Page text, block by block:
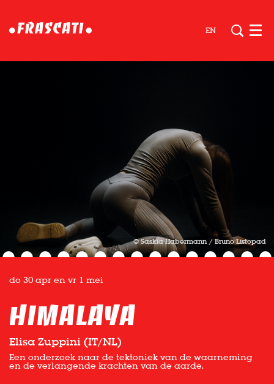
EN
© Saskia Habermann / Bruno Listopad
Himalaya
Elisa Zuppini (IT/NL)
do 30 apr en vr 1 mei
Een onderzoek naar de tektoniek van de waarneming
en de verlangende krachten van de aarde.